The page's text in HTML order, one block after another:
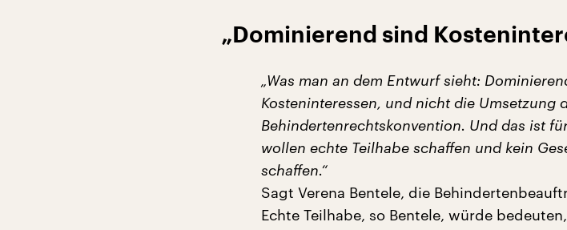
„Dominierend sind
„Was man an dem Entwurf sieht:
Kosteninteressen, und nicht die Umsetzung
Behindertenrechtskonvention. Und das ist
wollen echte Teilhabe schaffen und kein
schaffen.“
Sagt Verena Bentele, die
Echte Teilhabe, so Bentele, würde